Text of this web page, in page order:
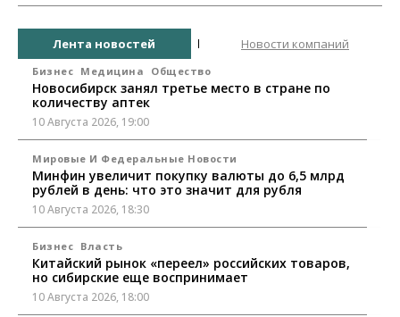
Лента новостей Новости компаний
Бизнес Медицина Общество
Новосибирск занял третье место в стране по
количеству аптек
10 Августа 2026, 19:00
Мировые И Федеральные Новости
Минфин увеличит покупку валюты до 6,5 млрд
рублей в день: что это значит для рубля
10 Августа 2026, 18:30
Бизнес Власть
Китайский рынок «переел» российских товаров,
но сибирские еще воспринимает
10 Августа 2026, 18:00